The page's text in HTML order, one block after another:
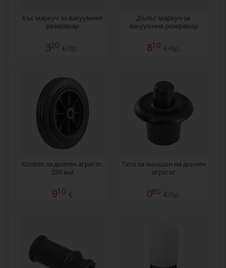
Къс маркуч за вакуумния
резервоар
320 €/бр.
Дълъг маркуч за
вакуумния резервоар
810 €/бр.
Колело за доилен агрегат,
250 мм
910 €
Тапа за маншон на доилен
агрегат
080 €/бр.